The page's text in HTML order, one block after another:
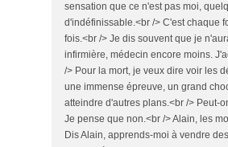
sensation que ce n'est pas moi,
d'indéfinissable.<br /> C'est chaque
fois.<br /> Je dis souvent que je
infirmière, médecin encore moins.
/> Pour la mort, je veux dire voir les
une immense épreuve, un grand
atteindre d'autres plans.<br /> Peut-
Je pense que non.<br /> Alain, les
Dis Alain, apprends-moi à vendre